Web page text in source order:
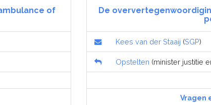
of
De
Kees van der Staaij (SGP)
Opstelten (minister justitie
Vragen